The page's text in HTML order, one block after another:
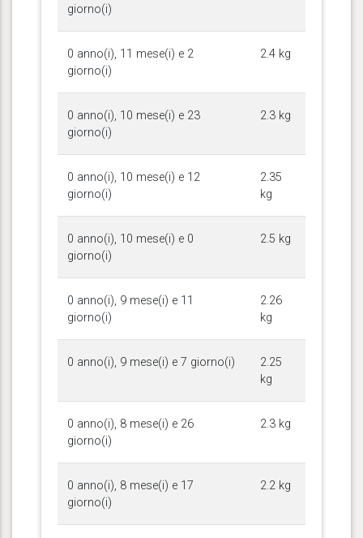
giorno(i)
0 anno(i), 11 mese(i) e 2
giorno(i)
2.4 kg
0 anno(i), 10 mese(i) e 23
giorno(i)
2.3 kg
0 anno(i), 10 mese(i) e 12
giorno(i)
2.35
kg
0 anno(i), 10 mese(i) e 0
giorno(i)
2.5 kg
0 anno(i), 9 mese(i) e 11
giorno(i)
2.26
kg
0 anno(i), 9 mese(i) e 7 giorno(i)
2.25
kg
0 anno(i), 8 mese(i) e 26
giorno(i)
2.3 kg
0 anno(i), 8 mese(i) e 17
giorno(i)
2.2 kg